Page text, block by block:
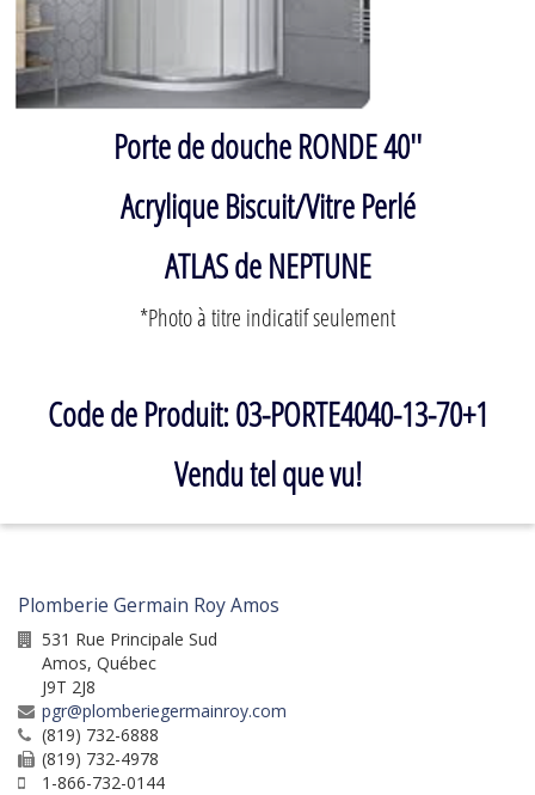
Porte de douche RONDE 40''
Acrylique Biscuit/Vitre Perlé
ATLAS de NEPTUNE
*Photo à titre indicatif seulement
Code de Produit: 03-PORTE4040-13-70+1
Vendu tel que vu!
Plomberie Germain Roy Amos
531 Rue Principale Sud
Amos, Québec
J9T 2J8
pgr@plomberiegermainroy.com
(819) 732-6888
(819) 732-4978
1-866-732-0144